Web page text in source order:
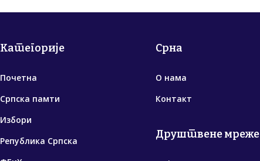
Категорије
Почетна
Српска памти
Избори
Република Српска
Срна
О нама
Контакт
Друштвене мреже